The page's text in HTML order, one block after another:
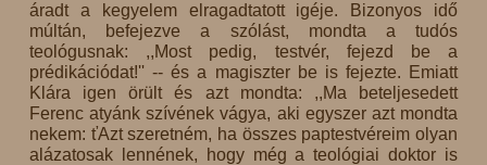
áradt a kegyelem elragadtatott igéje. Bizonyos idő
múltán, befejezve a szólást, mondta a tudós
teológusnak: ,,Most pedig, testvér, fejezd be a
prédikációdat!'' -- és a magiszter be is fejezte. Emiatt
Klára igen örült és azt mondta: ,,Ma beteljesedett
Ferenc atyánk szívének vágya, aki egyszer azt mondta
nekem: ťAzt szeretném, ha összes paptestvéreim olyan
alázatosak lennének, hogy még a teológiai doktor is